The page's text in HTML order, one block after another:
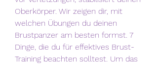
Oberkörper. Wir zeigen dir, mit
welchen Übungen du deinen
Brustpanzer am besten formst. 7
Dinge, die du für effektives Brust-
Training beachten solltest. Um das